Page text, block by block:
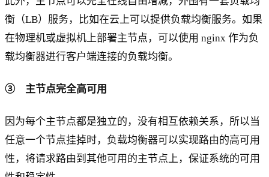
衡（LB）服务，比如在云上可以提供负载均衡服务。如果
在物理机或虚拟机上部署主节点，可以使用 nginx 作为负
载均衡器进行客户端连接的负载均衡。
③ 主节点完全高可用
因为每个主节点都是独立的，没有相互依赖关系，所以当
任意一个节点挂掉时，负载均衡器可以实现路由的高可用
性，将请求路由到其他可用的主节点上，保证系统的可用